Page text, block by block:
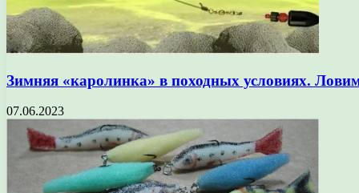
Зимняя «каролинка» в походных условиях.
07.06.2023